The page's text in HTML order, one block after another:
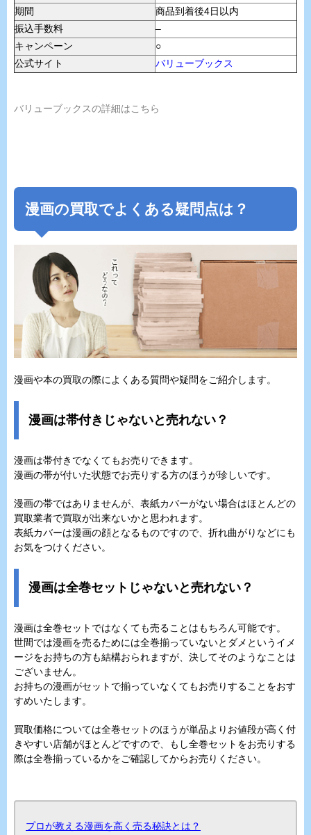
期間
商品到着後4日以内
振込手数料
–
キャンペーン
○
公式サイト
バリューブックス
バリューブックスの詳細はこちら
漫画の買取でよくある疑問点は？
漫画や本の買取の際によくある質問や疑問をご紹介します。
漫画は帯付きじゃないと売れない？
漫画は帯付きでなくてもお売りできます。
漫画の帯が付いた状態でお売りする方のほうが珍しいです。
漫画の帯ではありませんが、表紙カバーがない場合はほとんどの
買取業者で買取が出来ないかと思われます。
表紙カバーは漫画の顔となるものですので、折れ曲がりなどにも
お気をつけください。
漫画は全巻セットじゃないと売れない？
漫画は全巻セットではなくても売ることはもちろん可能です。
世間では漫画を売るためには全巻揃っていないとダメというイメ
ージをお持ちの方も結構おられますが、決してそのようなことは
ございません。
お持ちの漫画がセットで揃っていなくてもお売りすることをおす
すめいたします。
買取価格については全巻セットのほうが単品よりお値段が高く付
きやすい店舗がほとんどですので、もし全巻セットをお売りする
際は全巻揃っているかをご確認してからお売りください。
プロが教える漫画を高く売る秘訣とは？